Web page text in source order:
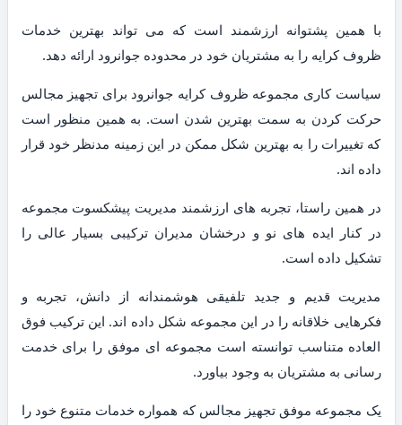
با همین پشتوانه ارزشمند است که می تواند بهترین خدمات
ظروف کرایه را به مشتریان خود در محدوده جوانرود ارائه دهد.
سیاست کاری مجموعه ظروف کرایه جوانرود برای تجهیز مجالس
حرکت کردن به سمت بهترین شدن است. به همین منظور است
که تغییرات را به بهترین شکل ممکن در این زمینه مدنظر خود قرار
داده اند.
در همین راستا، تجربه های ارزشمند مدیریت پیشکسوت مجموعه
در کنار ایده های نو و درخشان مدیران ترکیبی بسیار عالی را
تشکیل داده است.
مدیریت قدیم و جدید تلفیقی هوشمندانه از دانش، تجربه و
فکرهایی خلاقانه را در این مجموعه شکل داده اند. این ترکیب فوق
العاده متناسب توانسته است مجموعه ای موفق را برای خدمت
رسانی به مشتریان به وجود بیاورد.
یک مجموعه موفق تجهیز مجالس که همواره خدمات متنوع خود را